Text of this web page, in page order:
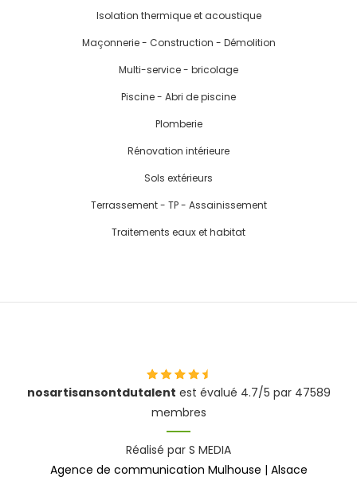
Isolation thermique et acoustique
Maçonnerie - Construction - Démolition
Multi-service - bricolage
Piscine - Abri de piscine
Plomberie
Rénovation intérieure
Sols extérieurs
Terrassement - TP - Assainissement
Traitements eaux et habitat
nosartisansontdutalent est évalué 4.7/5 par 47589
membres
Réalisé par S MEDIA
Agence de communication Mulhouse | Alsace